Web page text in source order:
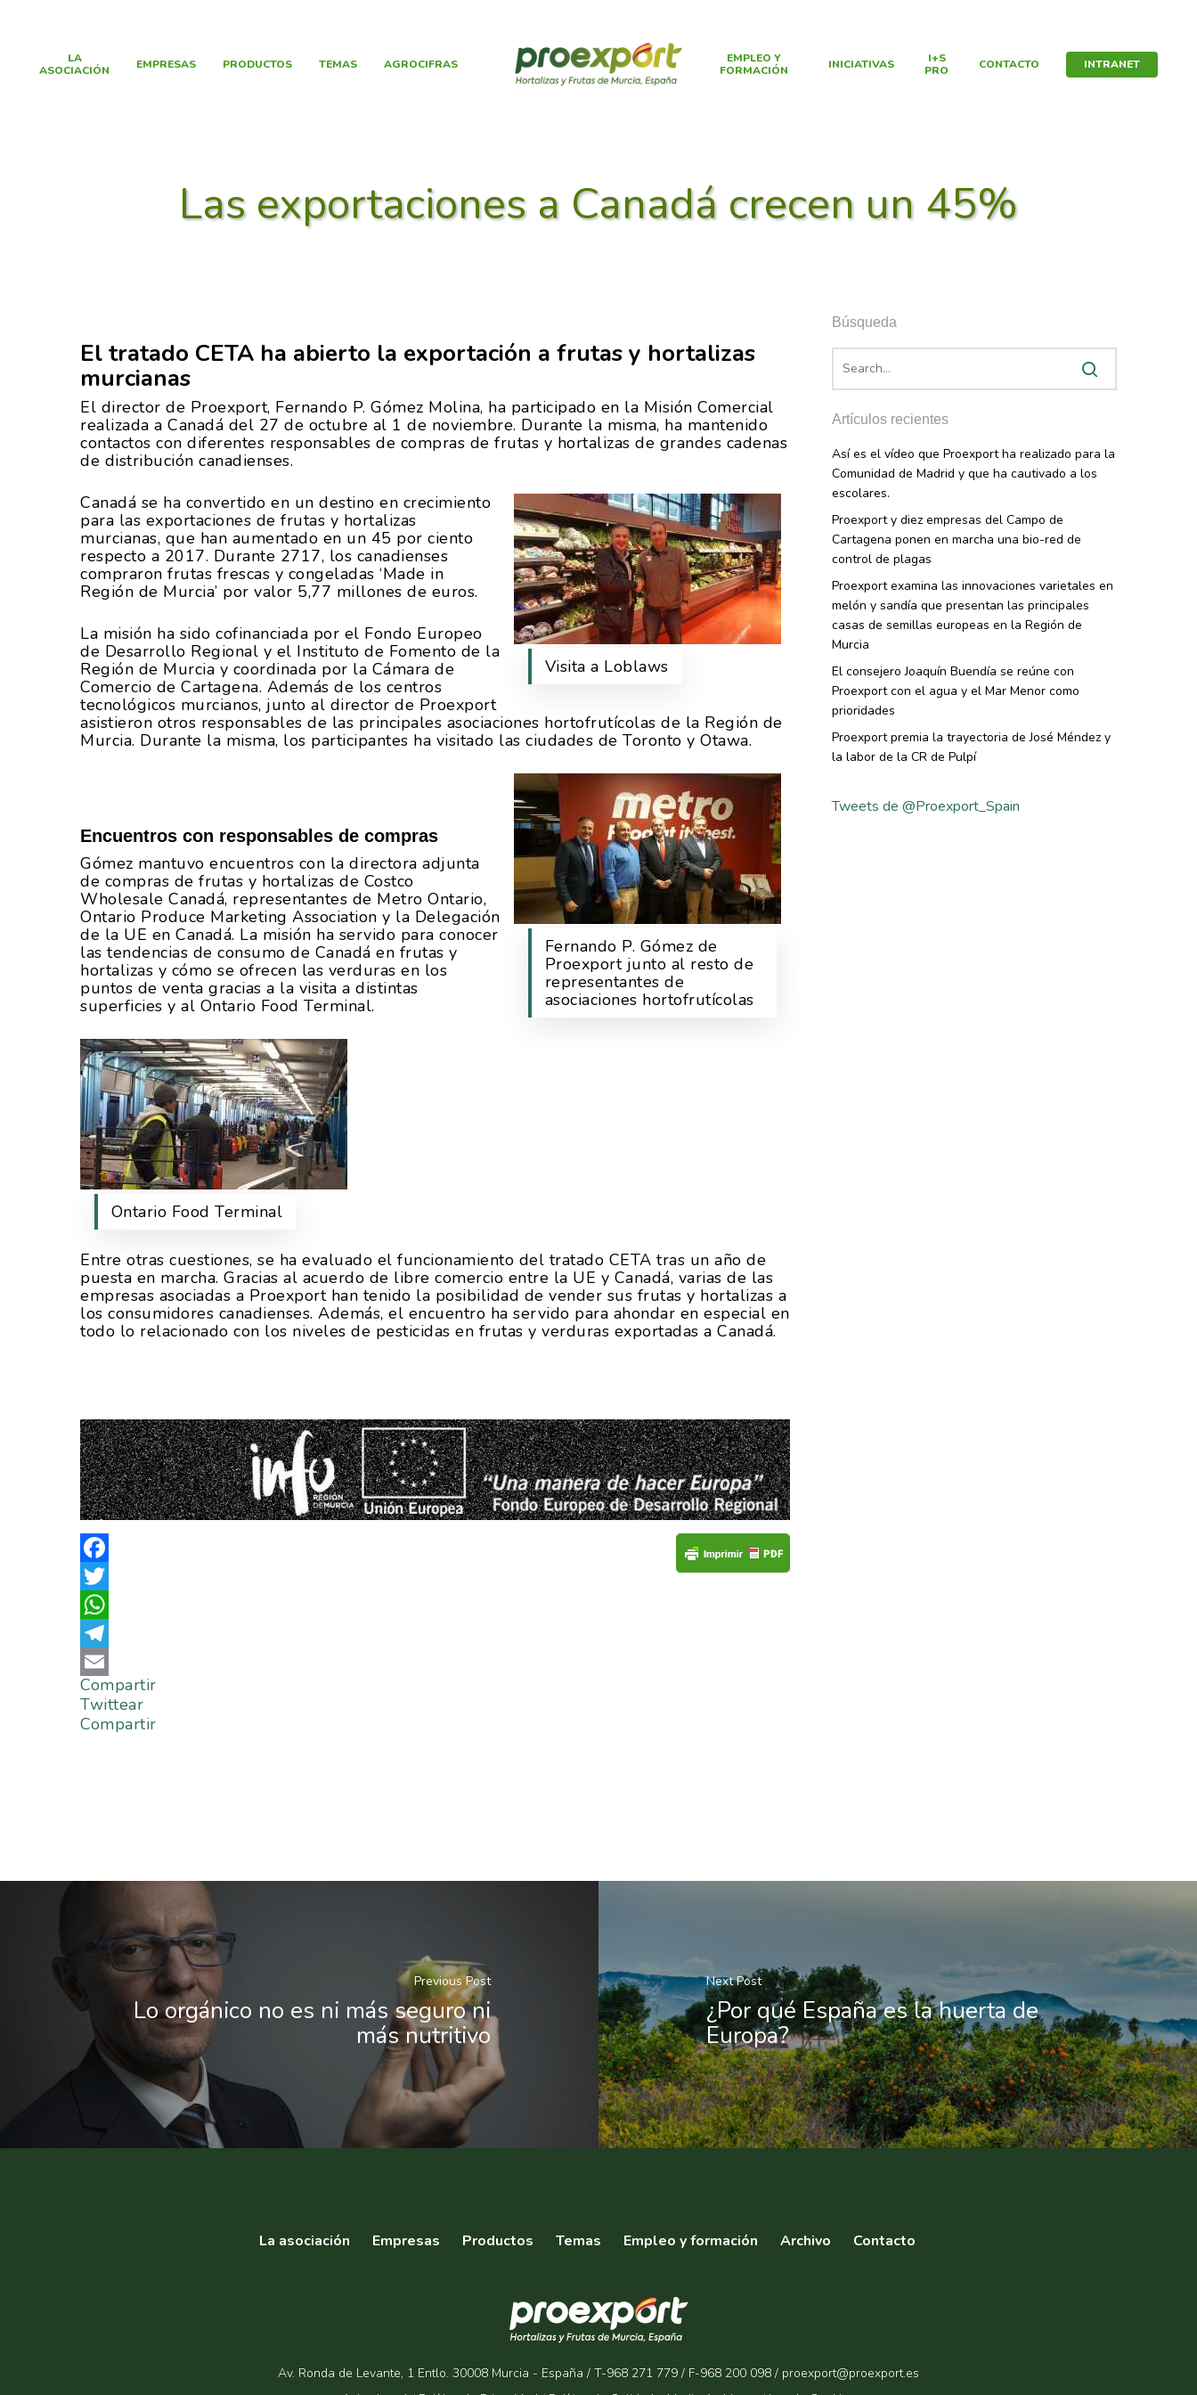
Hit enter to search or ESC to close
LA
ASOCIACIÓN
EMPRESAS PRODUCTOS TEMAS AGROCIFRAS
EMPLEO Y
FORMACIÓN
INICIATIVAS
I+S
PRO
CONTACTO INTRANET
Las exportaciones a Canadá crecen un 45%
El tratado CETA ha abierto la exportación a frutas y hortalizas
murcianas
El director de Proexport, Fernando P. Gómez Molina, ha participado en la Misión Comercial
realizada a Canadá del 27 de octubre al 1 de noviembre. Durante la misma, ha mantenido
contactos con diferentes responsables de compras de frutas y hortalizas de grandes cadenas
de distribución canadienses.
Visita a Loblaws
Canadá se ha convertido en un destino en crecimiento
para las exportaciones de frutas y hortalizas
murcianas, que han aumentado en un 45 por ciento
respecto a 2017. Durante 2717, los canadienses
compraron frutas frescas y congeladas ‘Made in
Región de Murcia’ por valor 5,77 millones de euros.
La misión ha sido cofinanciada por el Fondo Europeo
de Desarrollo Regional y el Instituto de Fomento de la
Región de Murcia y coordinada por la Cámara de
Comercio de Cartagena. Además de los centros
tecnológicos murcianos, junto al director de Proexport
asistieron otros responsables de las principales asociaciones hortofrutícolas de la Región de
Murcia. Durante la misma, los participantes ha visitado las ciudades de Toronto y Otawa.
Fernando P. Gómez de
Proexport junto al resto de
representantes de
asociaciones hortofrutícolas
Encuentros con responsables de compras
Gómez mantuvo encuentros con la directora adjunta
de compras de frutas y hortalizas de Costco
Wholesale Canadá, representantes de Metro Ontario,
Ontario Produce Marketing Association y la Delegación
de la UE en Canadá. La misión ha servido para conocer
las tendencias de consumo de Canadá en frutas y
hortalizas y cómo se ofrecen las verduras en los
puntos de venta gracias a la visita a distintas
superficies y al Ontario Food Terminal.
Ontario Food Terminal
Entre otras cuestiones, se ha evaluado el funcionamiento del tratado CETA tras un año de
puesta en marcha. Gracias al acuerdo de libre comercio entre la UE y Canadá, varias de las
empresas asociadas a Proexport han tenido la posibilidad de vender sus frutas y hortalizas a
los consumidores canadienses. Además, el encuentro ha servido para ahondar en especial en
todo lo relacionado con los niveles de pesticidas en frutas y verduras exportadas a Canadá.
Facebook
Twitter
WhatsApp
Telegram
Email
Compartir
Twittear
Compartir
Búsqueda
Artículos recientes
Así es el vídeo que Proexport ha realizado para la
Comunidad de Madrid y que ha cautivado a los
escolares.
Proexport y diez empresas del Campo de
Cartagena ponen en marcha una bio-red de
control de plagas
Proexport examina las innovaciones varietales en
melón y sandía que presentan las principales
casas de semillas europeas en la Región de
Murcia
El consejero Joaquín Buendía se reúne con
Proexport con el agua y el Mar Menor como
prioridades
Proexport premia la trayectoria de José Méndez y
la labor de la CR de Pulpí
Tweets de @Proexport_Spain
Previous Post
Lo orgánico no es ni más seguro ni
más nutritivo
Next Post
¿Por qué España es la huerta de
Europa?
La asociación Empresas Productos Temas Empleo y formación Archivo Contacto
Av. Ronda de Levante, 1 Entlo. 30008 Murcia - España / T-968 271 779 / F-968 200 098 / proexport@proexport.es